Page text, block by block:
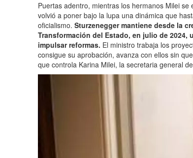
Puertas adentro, mientras los hermanos Milei
volvió a poner bajo la lupa una dinámica que
oficialismo. Sturzenegger mantiene desde la
Transformación del Estado, en julio de
impulsar reformas. El ministro trabaja los
consigue su aprobación, avanza con ellos sin
que controla Karina Milei, la secretaria general